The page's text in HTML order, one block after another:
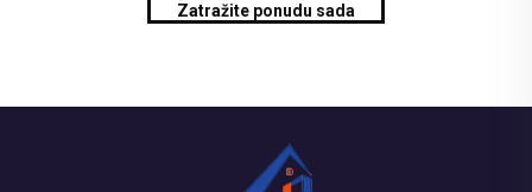
Zatražite ponudu sada